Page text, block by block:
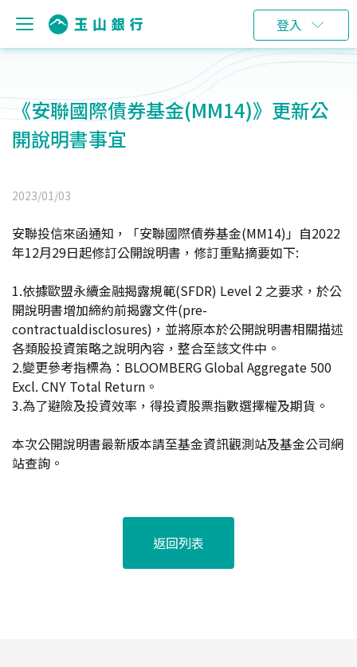
登入
《安聯國際債券基金(MM14)》更新公
開說明書事宜
2023/01/03
安聯投信來函通知，「安聯國際債券基金(MM14)」自2022
年12月29日起修訂公開說明書，修訂重點摘要如下:
1.依據歐盟永續金融揭露規範(SFDR) Level 2 之要求，於公
開說明書增加締約前揭露文件(pre-
contractualdisclosures)，並將原本於公開說明書相關描述
各類股投資策略之說明內容，整合至該文件中。
2.變更參考指標為：BLOOMBERG Global Aggregate 500
Excl. CNY Total Return。
3.為了避險及投資效率，得投資股票指數選擇權及期貨。
本次公開說明書最新版本請至基金資訊觀測站及基金公司網
站查詢。
返回列表